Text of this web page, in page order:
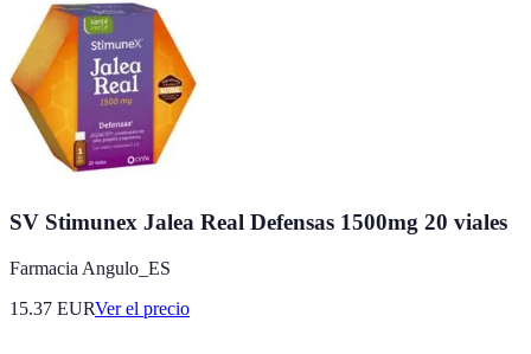
SV Stimunex Jalea Real Defensas 1500mg 20 viales
Farmacia Angulo_ES
15.37 EURVer el precio